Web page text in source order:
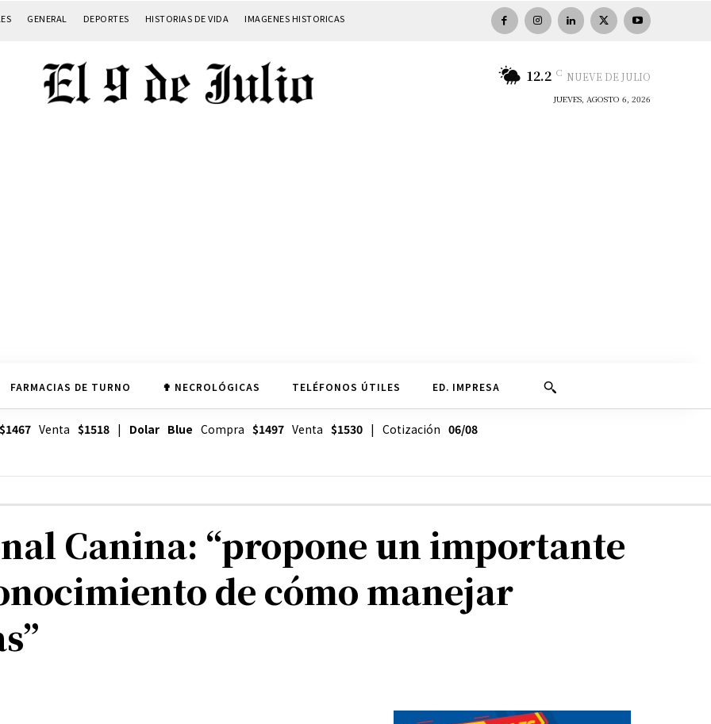
GENERAL DEPORTES HISTORIAS DE VIDA IMAGENES HISTORICAS
12.2 C NUEVE DE JULIO
JUEVES, AGOSTO 6, 2026
FARMACIAS DE TURNO ✟ NECROLÓGICAS TELÉFONOS ÚTILES ED. IMPRESA
$1467Venta $1518| Dolar Blue Compra $1497Venta $1530| Cotización 06/08
Canina: “propone un importante
de cómo manejar